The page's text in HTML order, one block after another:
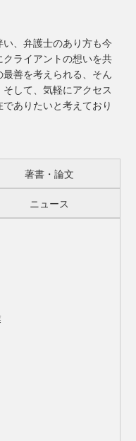
、弁護士のあり方も今
クライアントの想いを共
善を考えられる、そん
して、気軽にアクセス
ありたいと考えており
著書・論文
ニュース